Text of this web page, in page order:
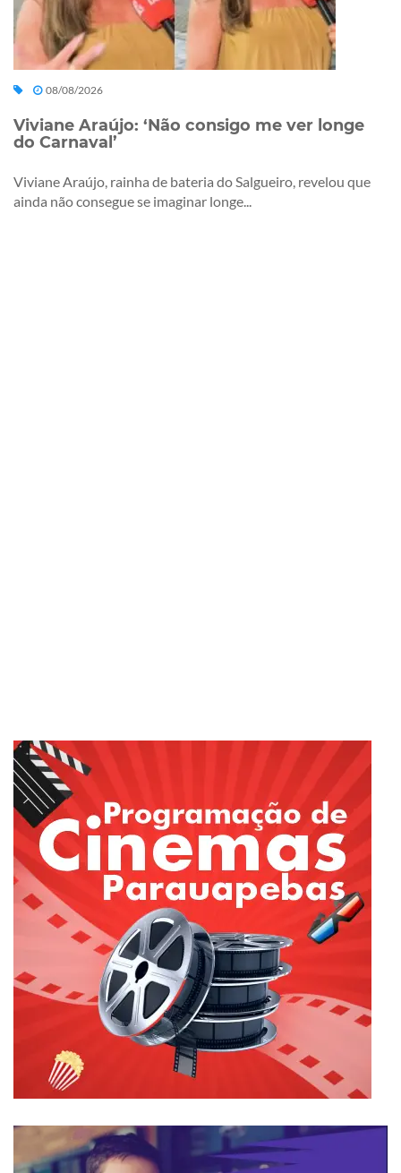
08/08/2026
Viviane Araújo: ‘Não consigo me ver longe
do Carnaval’
Viviane Araújo, rainha de bateria do Salgueiro, revelou que
ainda não consegue se imaginar longe...